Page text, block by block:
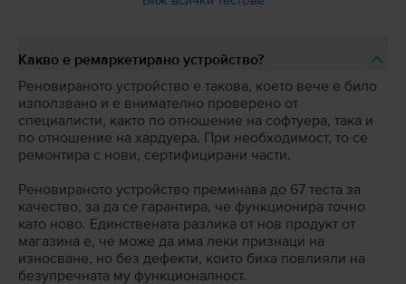
Какво е ремаркетирано устройство?
Реновираното устройство е такова, което вече е било
използвано и е внимателно проверено от
специалисти, както по отношение на софтуера, така и
по отношение на хардуера. При необходимост, то се
ремонтира с нови, сертифицирани части.
Реновираното устройство преминава до 67 теста за
качество, за да се гарантира, че функционира точно
като ново. Единствената разлика от нов продукт от
магазина е, че може да има леки признаци на
износване, но без дефекти, които биха повлияли на
безупречната му функционалност.